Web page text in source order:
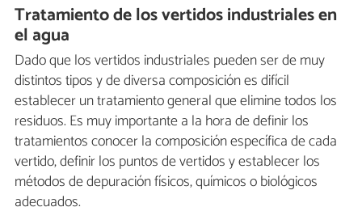
Tratamiento de los vertidos industriales en
el agua
Dado que los vertidos industriales pueden ser de muy
distintos tipos y de diversa composición es difícil
establecer un tratamiento general que elimine todos los
residuos. Es muy importante a la hora de definir los
tratamientos conocer la composición específica de cada
vertido, definir los puntos de vertidos y establecer los
métodos de depuración físicos, químicos o biológicos
adecuados.